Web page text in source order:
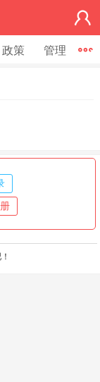
政策 管理 节